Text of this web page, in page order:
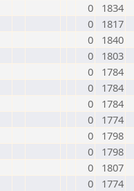
0
1834
0
1817
0
1840
0
1803
0
1784
0
1784
0
1784
0
1774
0
1798
0
1798
0
1807
0
1774